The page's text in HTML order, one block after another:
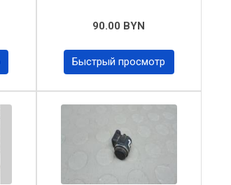
90.00 BYN
Быстрый просмотр